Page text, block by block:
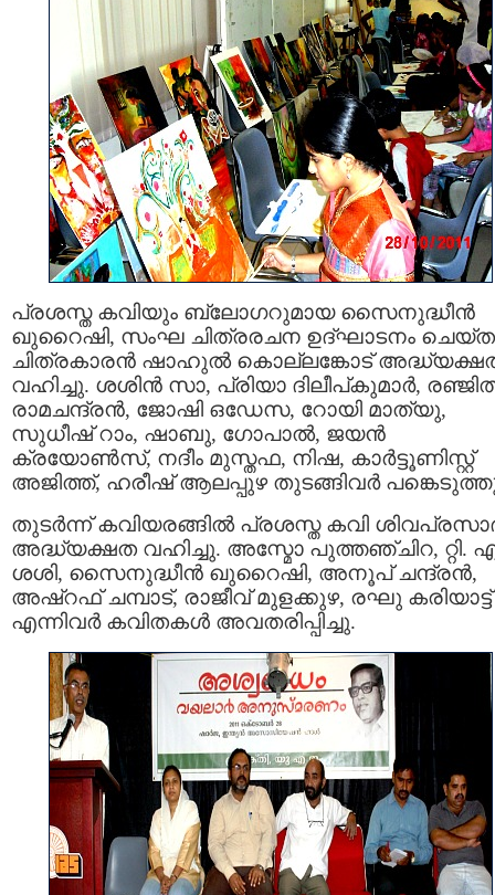
പ്രശസ്ത കവിയും ബ്ലോഗറുമായ സൈനുദ്ധീന്‍
ഖുറൈഷി, സംഘ ചിത്രരചന ഉദ്ഘാടനം
ചിത്രകാരന്‍ ഷാഹുല്‍ കൊല്ലങ്കോട്
വഹിച്ചു. ശശിന്‍ സാ, പ്രിയാ ദിലീപ്കുമാര്‍,
രാമചന്ദ്രന്‍, ജോഷി ഒഡേസ, റോയി മാത്യു,
സുധീഷ്‌ റാം, ഷാബു, ഗോപാല്‍, ജയന്‍
ക്രയോണ്‍സ്, നദീം മുസ്തഫ, നിഷ, കാര്‍ട്ടൂണിസ്റ്റ്‌
അജിത്ത്, ഹരീഷ് ആലപ്പുഴ തുടങ്ങിവര്‍
തുടര്‍ന്ന് കവിയരങ്ങില്‍ പ്രശസ്ത കവി
അദ്ധ്യക്ഷത വഹിച്ചു. അസ്മോ പുത്തഞ്ചിറ, റ്റി.
ശശി, സൈനുദ്ധീന്‍ ഖുറൈഷി, അനൂപ്‌ ചന്ദ്രന്‍,
അഷ്‌റഫ്‌ ചമ്പാട്, രാജീവ്‌ മുളക്കുഴ, രഘു കരിയാട്ട്
എന്നിവര്‍ കവിതകള്‍ അവതരിപ്പിച്ചു.